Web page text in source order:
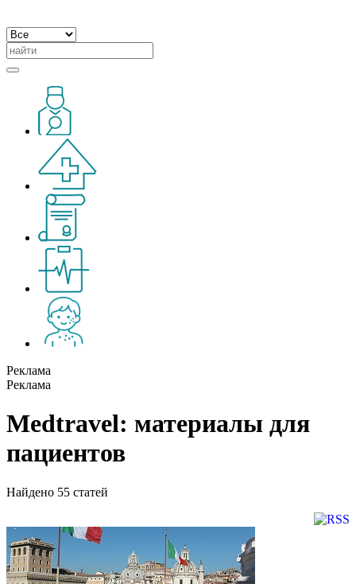
Реклама
Реклама
Medtravel: материалы для
пациентов
Найдено 55 статей